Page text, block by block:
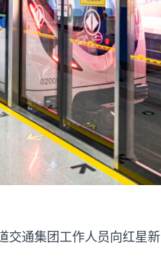
交通集团工作人员向红星